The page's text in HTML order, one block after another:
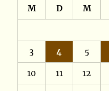
M D M
3 4 5
10 11 12